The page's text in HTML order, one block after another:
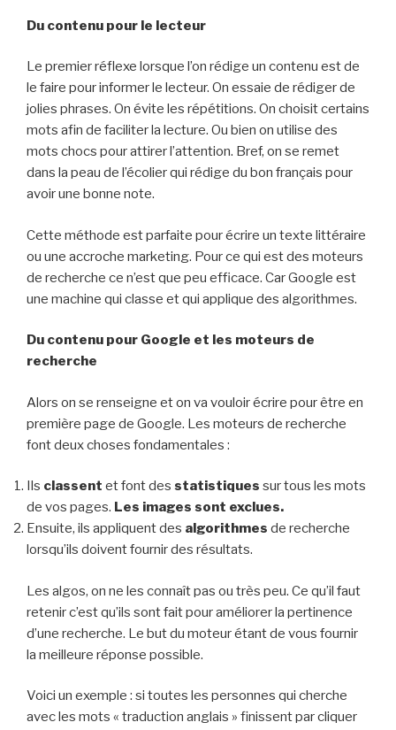
Du contenu pour le lecteur
Le premier réflexe lorsque l’on rédige un contenu est de
le faire pour informer le lecteur. On essaie de rédiger de
jolies phrases. On évite les répétitions. On choisit certains
mots afin de faciliter la lecture. Ou bien on utilise des
mots chocs pour attirer l’attention. Bref, on se remet
dans la peau de l’écolier qui rédige du bon français pour
avoir une bonne note.
Cette méthode est parfaite pour écrire un texte littéraire
ou une accroche marketing. Pour ce qui est des moteurs
de recherche ce n’est que peu efficace. Car Google est
une machine qui classe et qui applique des algorithmes.
Du contenu pour Google et les moteurs de
recherche
Alors on se renseigne et on va vouloir écrire pour être en
première page de Google. Les moteurs de recherche
font deux choses fondamentales :
Ils classent et font des statistiques sur tous les mots
de vos pages. Les images sont exclues.
Ensuite, ils appliquent des algorithmes de recherche
lorsqu’ils doivent fournir des résultats.
Les algos, on ne les connaît pas ou très peu. Ce qu’il faut
retenir c’est qu’ils sont fait pour améliorer la pertinence
d’une recherche. Le but du moteur étant de vous fournir
la meilleure réponse possible.
Voici un exemple : si toutes les personnes qui cherche
avec les mots « traduction anglais » finissent par cliquer